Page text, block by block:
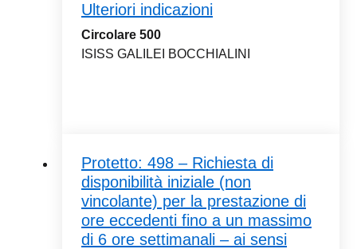
Ulteriori indicazioni
Circolare 500
ISISS GALILEI BOCCHIALINI
Protetto: 498 – Richiesta di
disponibilità iniziale (non
vincolante) per la prestazione di
ore eccedenti fino a un massimo
di 6 ore settimanali – ai sensi